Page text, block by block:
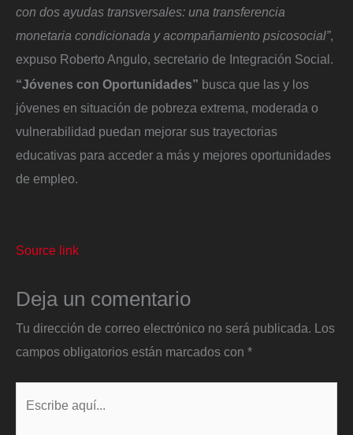
con dos ayudas transversales: una transferencia
monetaria condicionada y acompañamiento psicosocial”,
expuso Roberto Angulo, secretario de Integración Social.
“Jóvenes con Oportunidades” busca que las y los
jóvenes en situación de pobreza extrema, moderada o
vulnerabilidad puedan mejorar sus trayectorias
educativas para acceder a más y mejores oportunidades
de empleo.
Source link
Deja un comentario
Tu dirección de correo electrónico no será publicada. Los
campos obligatorios están marcados con *